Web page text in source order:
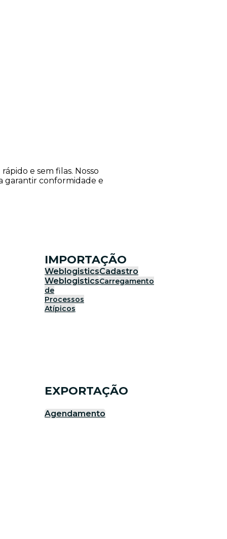
e sem filas. Nosso
garantir conformidade e
IMPORTAÇÃO
WeblogisticsCadastro
WeblogisticsCarregamento
de
Processos
Atípicos
EXPORTAÇÃO
Agendamento